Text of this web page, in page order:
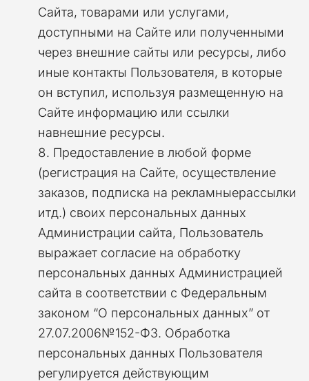
Сайта, товарами или услугами,
доступными на Сайте или полученными
через внешние сайты или ресурсы, либо
иные контакты Пользователя, в которые
он вступил, используя размещенную на
Сайте информацию или ссылки
навнешние ресурсы.
Предоставление в любой форме
(регистрация на Сайте, осуществление
заказов, подписка на рекламныерассылки
итд.) своих персональных данных
Администрации сайта, Пользователь
выражает согласие на обработку
персональных данных Администрацией
сайта в соответствии с Федеральным
законом “О персональных данных” от
27.07.2006№152-ФЗ. Обработка
персональных данных Пользователя
регулируется действующим